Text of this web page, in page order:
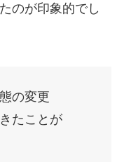
のが印象的でし
の変更
たことが